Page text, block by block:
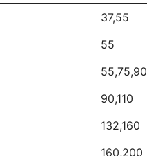
37,55
55
55,75,90
90,110
132,160
160,200